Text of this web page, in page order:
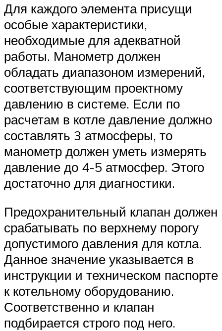
Для каждого элемента присущи
особые характеристики,
необходимые для адекватной
работы. Манометр должен
обладать диапазоном измерений,
соответствующим проектному
давлению в системе. Если по
расчетам в котле давление должно
составлять 3 атмосферы, то
манометр должен уметь измерять
давление до 4-5 атмосфер. Этого
достаточно для диагностики.
Предохранительный клапан должен
срабатывать по верхнему порогу
допустимого давления для котла.
Данное значение указывается в
инструкции и техническом паспорте
к котельному оборудованию.
Соответственно и клапан
подбирается строго под него.